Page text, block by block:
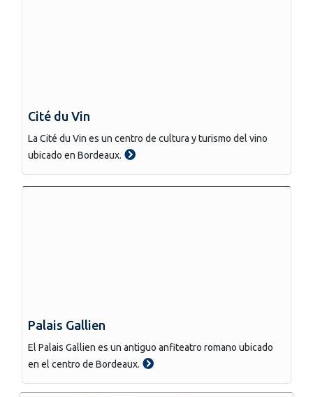
Cité du Vin
La Cité du Vin es un centro de cultura y turismo del vino
ubicado en Bordeaux.
Palais Gallien
El Palais Gallien es un antiguo anfiteatro romano ubicado
en el centro de Bordeaux.